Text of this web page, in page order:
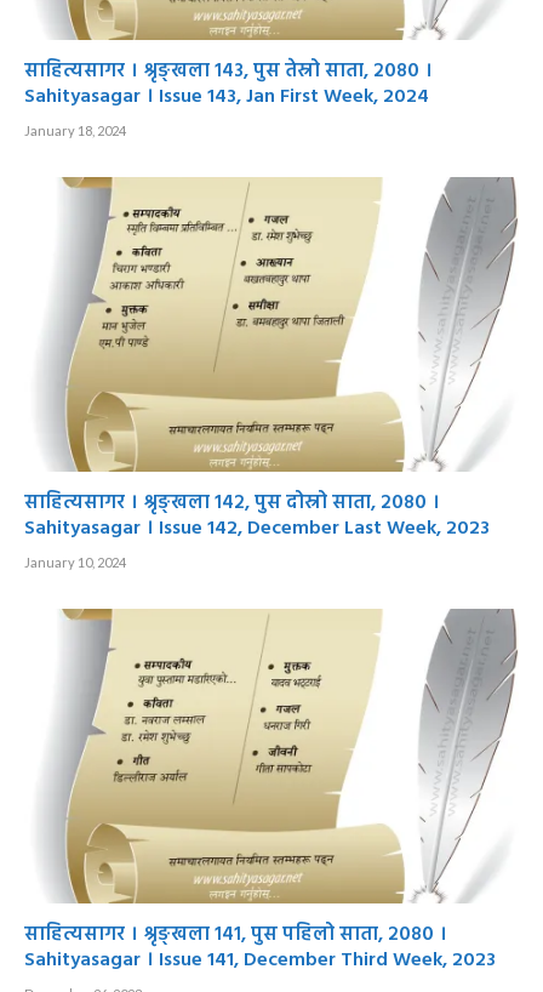
साहित्यसागर । श्रृङ्खला १४३, पुस तेस्रो साता, २०८० ।
Sahityasagar । Issue 143, Jan First Week, 2024
January 18, 2024
साहित्यसागर । श्रृङ्खला १४२, पुस दोस्रो साता, २०८० ।
Sahityasagar । Issue 142, December Last Week, 2023
January 10, 2024
साहित्यसागर । श्रृङ्खला १४१, पुस पहिलो साता, २०८० ।
Sahityasagar । Issue 141, December Third Week, 2023